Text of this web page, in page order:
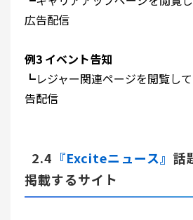
広告配信
例3 イベント告知
┗レジャー関連ページを閲覧し
告配信
2.4 『Exciteニュース』 話
掲載するサイト